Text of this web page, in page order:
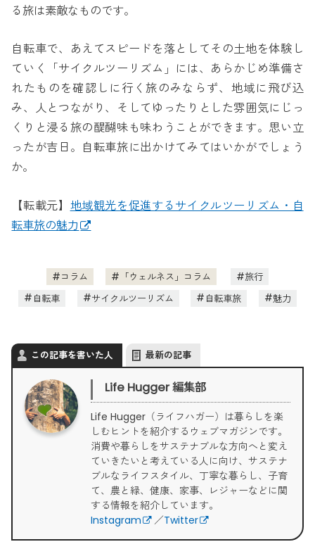
る旅は素敵なものです。
自転車で、あえてスピードを落としてその土地を体験し
ていく「サイクルツーリズム」には、あらかじめ準備さ
れたものを確認しに行く旅のみならず、地域に飛び込
み、人とつながり、そしてゆったりとした雰囲気にじっ
くりと浸る旅の醍醐味も味わうことができます。思い立
ったが吉日。自転車旅に出かけてみてはいかがでしょう
か。
【転載元】 地域観光を促進するサイクルツーリズム・自
転車旅の魅力
コラム 「ウェルネス」コラム
旅行
自転車
サイクルツーリズム 自転車旅 魅力
この記事を書いた人 最新の記事
Life Hugger 編集部
Life Hugger（ライフハガー）は暮らしを楽
しむヒントを紹介するウェブマガジンです。
消費や暮らしをサステナブルな方向へと変え
ていきたいと考えている人に向け、サステナ
ブルなライフスタイル、丁寧な暮らし、子育
て、農と緑、健康、家事、レジャーなどに関
する情報を紹介しています。
Instagram
／Twitter